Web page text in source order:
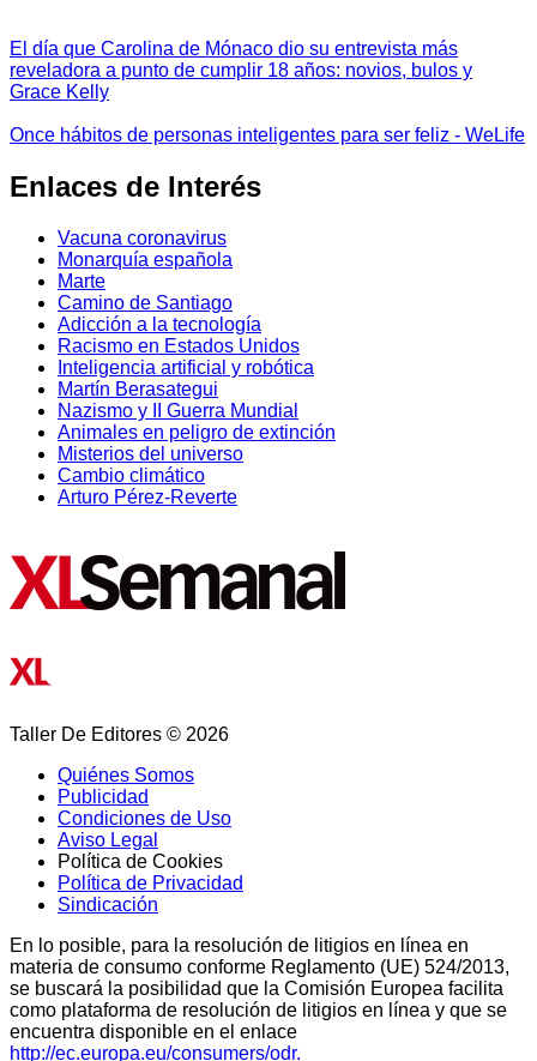
El día que Carolina de Mónaco dio su entrevista más
reveladora a punto de cumplir 18 años: novios, bulos y
Grace Kelly
Once hábitos de personas inteligentes para ser feliz - WeLife
Enlaces de Interés
Vacuna coronavirus
Monarquía española
Marte
Camino de Santiago
Adicción a la tecnología
Racismo en Estados Unidos
Inteligencia artificial y robótica
Martín Berasategui
Nazismo y II Guerra Mundial
Animales en peligro de extinción
Misterios del universo
Cambio climático
Arturo Pérez-Reverte
Taller De Editores © 2026
Quiénes Somos
Publicidad
Condiciones de Uso
Aviso Legal
Política de Cookies
Política de Privacidad
Sindicación
En lo posible, para la resolución de litigios en línea en
materia de consumo conforme Reglamento (UE) 524/2013,
se buscará la posibilidad que la Comisión Europea facilita
como plataforma de resolución de litigios en línea y que se
encuentra disponible en el enlace
http://ec.europa.eu/consumers/odr.